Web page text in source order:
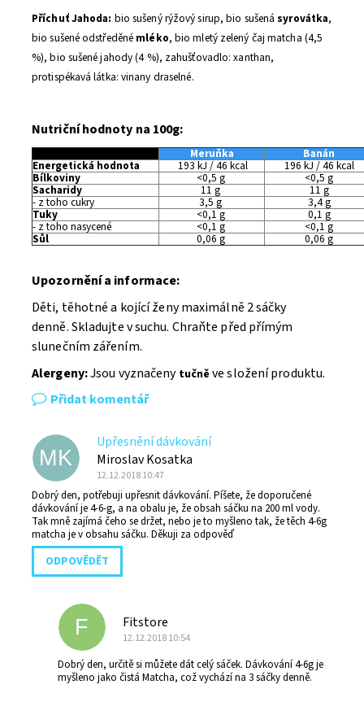
Příchuť Jahoda: bio sušený rýžový sirup, bio sušenásyrovátka,
bio sušené odstředěné mléko, bio mletý zelený čaj matcha (4,5
%), bio sušené jahody (4 %), zahušťovadlo: xanthan,
protispékavá látka: vinany draselné.
Nutriční hodnoty na 100g:
Meruňka Banán
Energetická hodnota 193 kJ / 46 kcal 196 kJ / 46 kcal
Bílkoviny <0,5 g <0,5 g
Sacharidy 11 g 11 g
- z toho cukry 3,5 g 3,4 g
Tuky <0,1 g 0,1 g
- z toho nasycené <0,1 g <0,1 g
Sůl 0,06 g 0,06 g
Upozornění a informace:
Děti, těhotné a kojící ženy maximálně 2 sáčky
denně.Skladujte v suchu. Chraňte před přímým
slunečním zářením.
Alergeny:Jsou vyznačeny tučně ve složení produktu.
Přidat komentář
MK
Upřesnění dávkování
Miroslav Kosatka
12.12.2018 10:47
Dobrý den, potřebuji upřesnit dávkování. Píšete, že doporučené
dávkování je 4-6-g, a na obalu je, že obsah sáčku na 200 ml vody.
Tak mně zajímá čeho se držet, nebo je to myšleno tak, že těch 4-6g
matcha je v obsahu sáčku. Děkuji za odpověď
ODPOVĚDĚT
F Fitstore
12.12.2018 10:54
Dobrý den, určitě si můžete dát celý sáček. Dávkování 4-6g je
myšleno jako čistá Matcha, což vychází na 3 sáčky denně.